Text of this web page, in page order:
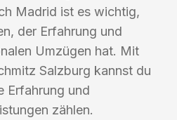
Madrid ist es wichtig,
der Erfahrung und
Umzügen hat. Mit
Salzburg kannst du
Erfahrung und
zählen.